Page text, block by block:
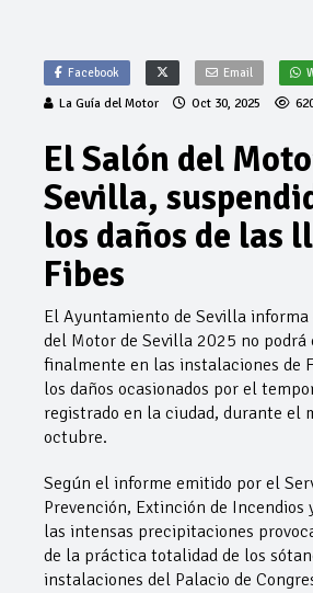
Facebook Email
La Guía del Motor Oct 30, 2025
El Salón del
Sevilla,
los daños de las
Fibes
El Ayuntamiento de Sevilla informa
del Motor de Sevilla 2025 no podrá
finalmente en las instalaciones de
los daños ocasionados por el
registrado en la ciudad, durante el
octubre.
Según el informe emitido por el
Prevención, Extinción de Incendios
las intensas precipitaciones
de la práctica totalidad de los
instalaciones del Palacio de